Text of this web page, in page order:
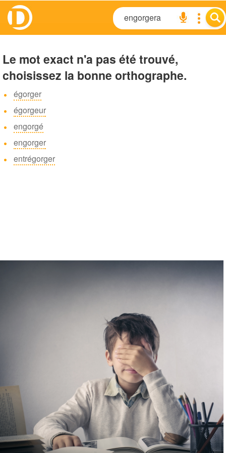
Le mot exact n'a pas été trouvé,
choisissez la bonne orthographe.
égorger
égorgeur
engorgé
engorger
entrégorger